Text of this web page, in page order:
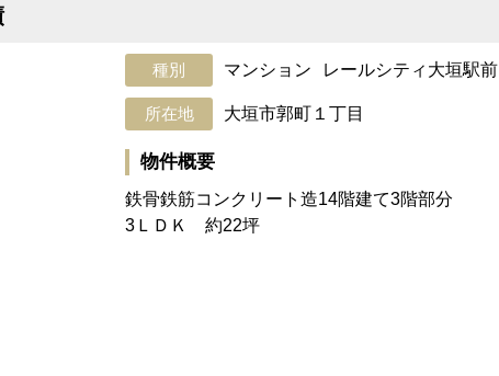
マンション レールシティ大垣駅前
大垣市郭町１丁目
物件概要
鉄骨鉄筋コンクリート造14階建て3階部分
3ＬＤＫ 約22坪